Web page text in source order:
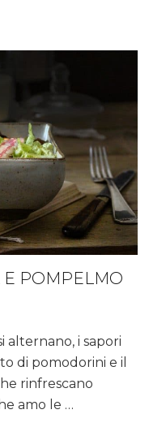
E POMPELMO
alternano, i sapori
di pomodorini e il
rinfrescano
amo le …